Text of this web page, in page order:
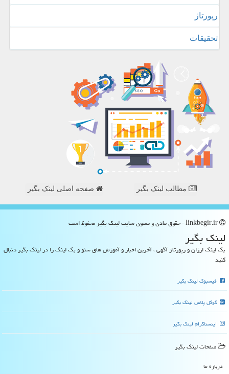
رپورتاژ
تحقیقات
مطالب لینک بگیر صفحه اصلی لینک بگیر
لینك بگیر
بک لینک ارزان و رپورتاژ آگهی ، آخرین اخبار و آموزش های سئو و بک لینک را در لینک بگیر دنبال
کنید
فیسبوک لینک بگیر
گوگل پلاس لینک بگیر
اینستاگرام لینک بگیر
صفحات لینك بگیر
درباره ما